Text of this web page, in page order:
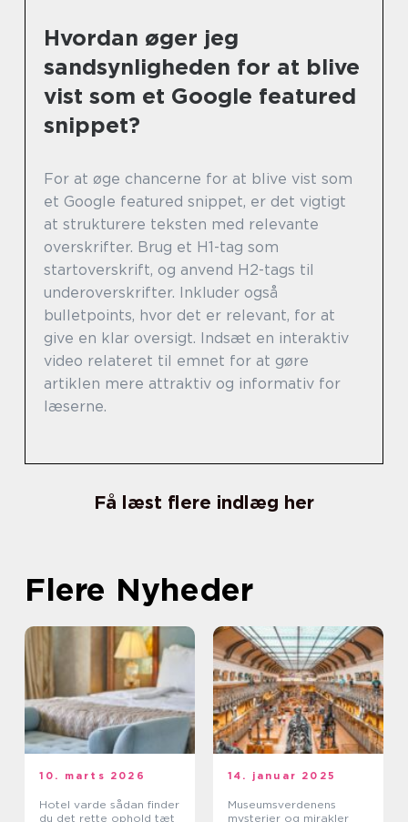
Hvordan øger jeg
sandsynligheden for at blive
vist som et Google featured
snippet?
For at øge chancerne for at blive vist som
et Google featured snippet, er det vigtigt
at strukturere teksten med relevante
overskrifter. Brug et H1-tag som
startoverskrift, og anvend H2-tags til
underoverskrifter. Inkluder også
bulletpoints, hvor det er relevant, for at
give en klar oversigt. Indsæt en interaktiv
video relateret til emnet for at gøre
artiklen mere attraktiv og informativ for
læserne.
Få læst flere indlæg her
Flere Nyheder
10. marts 2026
Hotel varde sådan finder
du det rette ophold tæt
14. januar 2025
Museumsverdenens
mysterier og mirakler